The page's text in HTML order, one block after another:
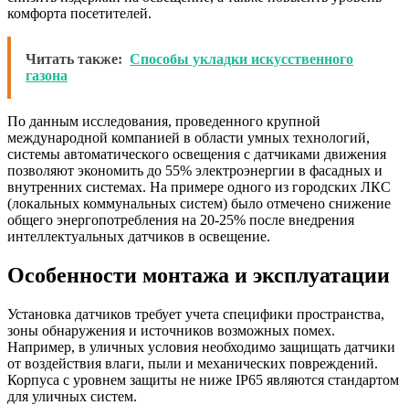
комфорта посетителей.
Читать также: Способы укладки искусственного
газона
По данным исследования, проведенного крупной
международной компанией в области умных технологий,
системы автоматического освещения с датчиками движения
позволяют экономить до 55% электроэнергии в фасадных и
внутренних системах. На примере одного из городских ЛКС
(локальных коммунальных систем) было отмечено снижение
общего энергопотребления на 20-25% после внедрения
интеллектуальных датчиков в освещение.
Особенности монтажа и эксплуатации
Установка датчиков требует учета специфики пространства,
зоны обнаружения и источников возможных помех.
Например, в уличных условия необходимо защищать датчики
от воздействия влаги, пыли и механических повреждений.
Корпуса с уровнем защиты не ниже IP65 являются стандартом
для уличных систем.